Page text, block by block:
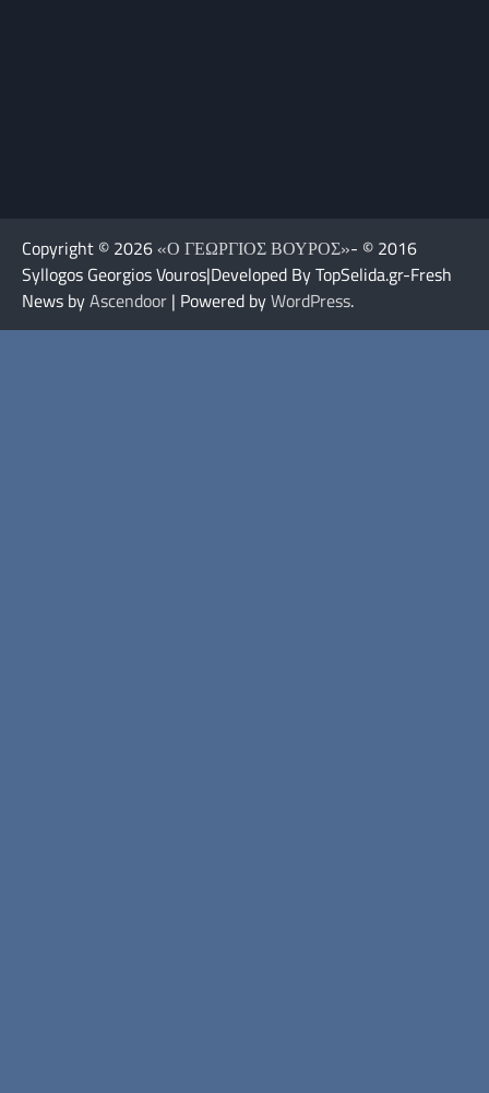
Copyright © 2026«Ο ΓΕΩΡΓΙΟΣ ΒΟΥΡΟΣ»- © 2016
Syllogos Georgios Vouros|Developed By TopSelida.gr-Fresh
News byAscendoor | Powered byWordPress.